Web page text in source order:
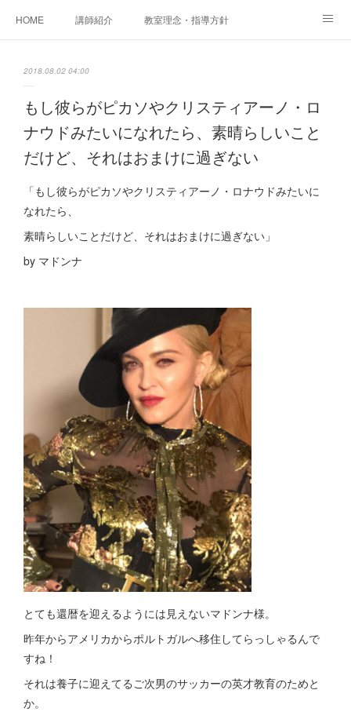
HOME 講師紹介 教室理念・指導方針
ご相談・体験レッスンお申し込み
アクセス 演奏スケジュール
2018.08.02 04:00
もし彼らがピカソやクリスティアーノ・ロ
ナウドみたいになれたら、素晴らしいこと
だけど、それはおまけに過ぎない
「もし彼らがピカソやクリスティアーノ・ロナウドみたいに
なれたら、
素晴らしいことだけど、それはおまけに過ぎない」
by マドンナ
とても還暦を迎えるようには見えないマドンナ様。
昨年からアメリカからポルトガルへ移住してらっしゃるんで
すね！
それは養子に迎えてるご次男のサッカーの英才教育のためと
か。